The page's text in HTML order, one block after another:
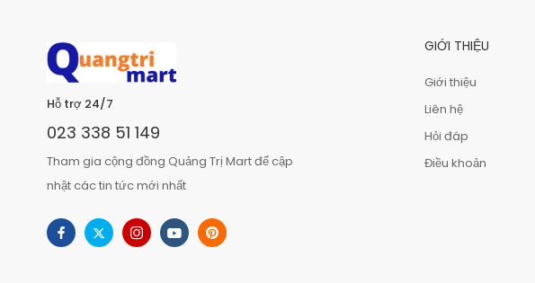
Hỗ trợ 24/7
023 338 51 149
Tham gia cộng đồng Quảng Trị Mart để cập
nhật các tin tức mới nhất
GIỚI THIỆU
Giới thiệu
Liên hệ
Hỏi đáp
Điều khoản